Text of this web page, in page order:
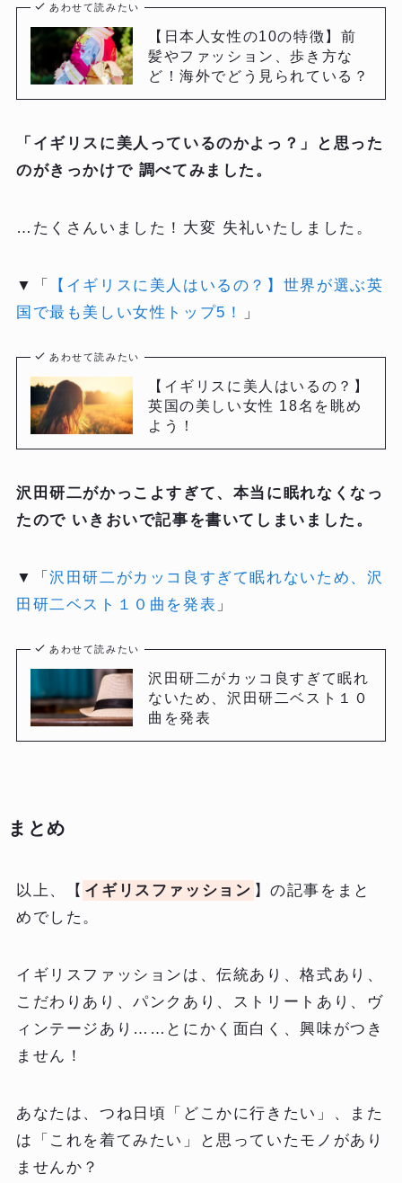
あわせて読みたい
【日本人女性の10の特徴】前
髪やファッション、歩き方な
ど！海外でどう見られている？
「イギリスに美人っているのかよっ？」と思った
のがきっかけで 調べてみました。
…たくさんいました！大変 失礼いたしました。
▼「
【イギリスに美人はいるの？】世界が選ぶ英
国で最も美しい女性トップ5！
」
あわせて読みたい
【イギリスに美人はいるの？】
英国の美しい女性 18名を眺め
よう！
沢田研二がかっこよすぎて、本当に眠れなくなっ
たので いきおいで記事を書いてしまいました。
▼「沢田研二がカッコ良すぎて眠れないため、沢
田研二ベスト１０曲を発表 」
あわせて読みたい
沢田研二がカッコ良すぎて眠れ
ないため、沢田研二ベスト１０
曲を発表
まとめ
以上、【 イギリスファッション 】の記事をまと
めでした。
イギリスファッションは、伝統あり、格式あり、
こだわりあり、パンクあり、ストリートあり、ヴ
ィンテージあり……とにかく面白く、興味がつき
ません！
あなたは、つね日頃「どこかに行きたい」、また
は「これを着てみたい」と思っていたモノがあり
ませんか？